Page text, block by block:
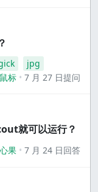
jpg
标
7 月 27 日提问
就可以运行？
果 7 月 24 日回答